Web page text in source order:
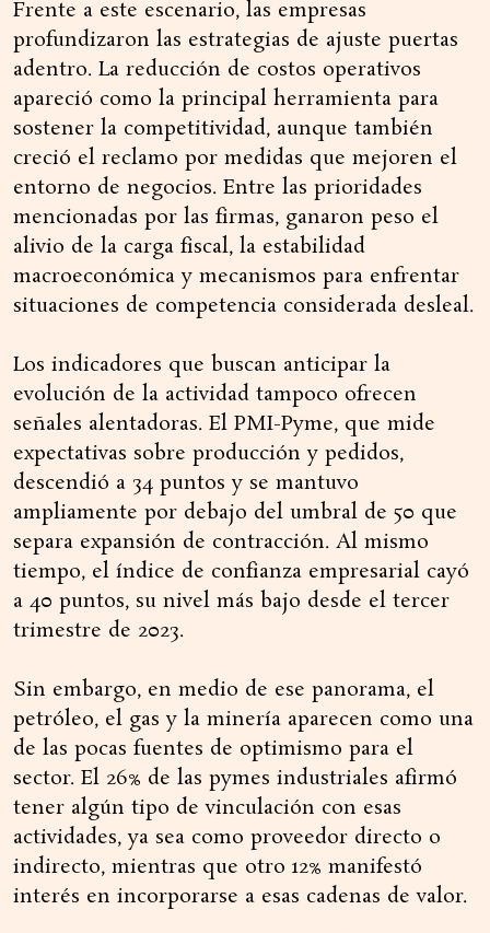
Frente a este escenario, las empresas
profundizaron las estrategias de ajuste puertas
adentro. La reducción de costos operativos
apareció como la principal herramienta para
sostener la competitividad, aunque también
creció el reclamo por medidas que mejoren el
entorno de negocios. Entre las prioridades
mencionadas por las firmas, ganaron peso el
alivio de la carga fiscal, la estabilidad
macroeconómica y mecanismos para enfrentar
situaciones de competencia considerada desleal.
Los indicadores que buscan anticipar la
evolución de la actividad tampoco ofrecen
señales alentadoras. El PMI-Pyme, que mide
expectativas sobre producción y pedidos,
descendió a 34 puntos y se mantuvo
ampliamente por debajo del umbral de 50 que
separa expansión de contracción. Al mismo
tiempo, el índice de confianza empresarial cayó
a 40 puntos, su nivel más bajo desde el tercer
trimestre de 2023.
Sin embargo, en medio de ese panorama, el
petróleo, el gas y la minería aparecen como una
de las pocas fuentes de optimismo para el
sector. El 26% de las pymes industriales afirmó
tener algún tipo de vinculación con esas
actividades, ya sea como proveedor directo o
indirecto, mientras que otro 12% manifestó
interés en incorporarse a esas cadenas de valor.